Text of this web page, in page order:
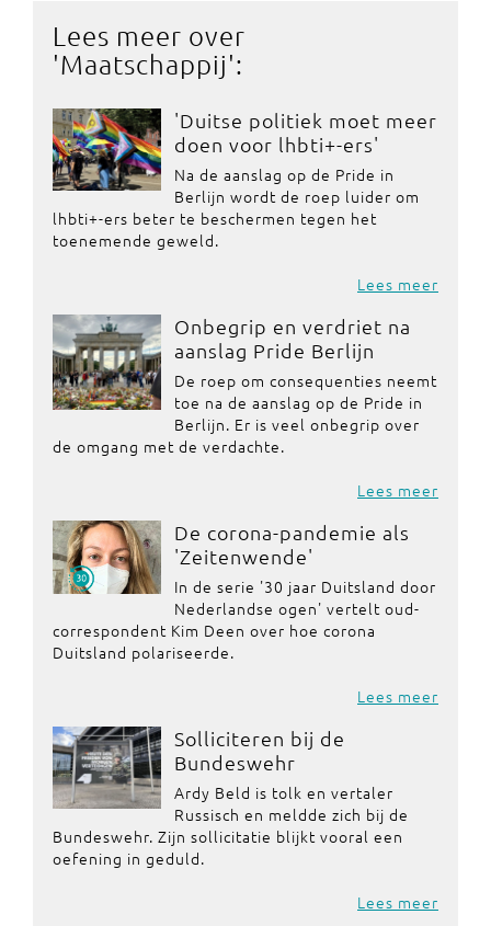
Lees meer over
'Maatschappij':
'Duitse politiek moet meer
doen voor lhbti+-ers'
Na de aanslag op de Pride in
Berlijn wordt de roep luider om
lhbti+-ers beter te beschermen tegen het
toenemende geweld.
Lees meer
Onbegrip en verdriet na
aanslag Pride Berlijn
De roep om consequenties neemt
toe na de aanslag op de Pride in
Berlijn. Er is veel onbegrip over
de omgang met de verdachte.
Lees meer
De corona-pandemie als
'Zeitenwende'
In de serie '30 jaar Duitsland door
Nederlandse ogen' vertelt oud-
correspondent Kim Deen over hoe corona
Duitsland polariseerde.
Lees meer
Solliciteren bij de
Bundeswehr
Ardy Beld is tolk en vertaler
Russisch en meldde zich bij de
Bundeswehr. Zijn sollicitatie blijkt vooral een
oefening in geduld.
Lees meer